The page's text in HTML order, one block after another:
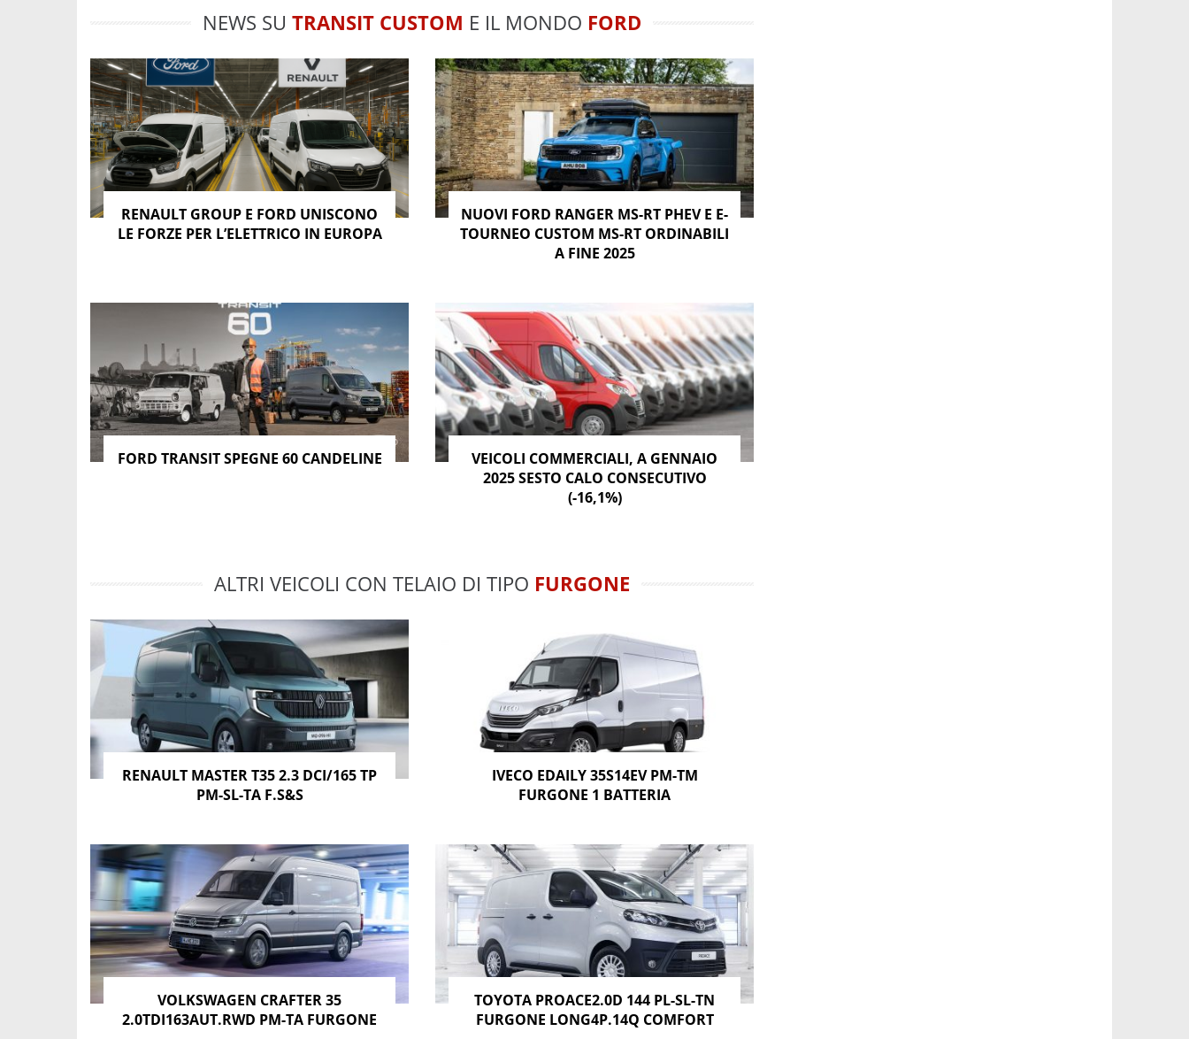
NEWS SU TRANSIT CUSTOM E IL MONDO FORD
RENAULT GROUP E FORD UNISCONO
LE FORZE PER L’ELETTRICO IN EUROPA
NUOVI FORD RANGER MS-RT PHEV E E-
TOURNEO CUSTOM MS-RT ORDINABILI
A FINE 2025
FORD TRANSIT SPEGNE 60 CANDELINE
VEICOLI COMMERCIALI, A GENNAIO
2025 SESTO CALO CONSECUTIVO
(-16,1%)
ALTRI VEICOLI CON TELAIO DI TIPO FURGONE
RENAULT MASTER T35 2.3 DCI/165 TP
PM-SL-TA F.S&S
IVECO EDAILY 35S14EV PM-TM
FURGONE 1 BATTERIA
VOLKSWAGEN CRAFTER 35
2.0TDI163AUT.RWD PM-TA FURGONE
TOYOTA PROACE2.0D 144 PL-SL-TN
FURGONE LONG4P.14Q COMFORT